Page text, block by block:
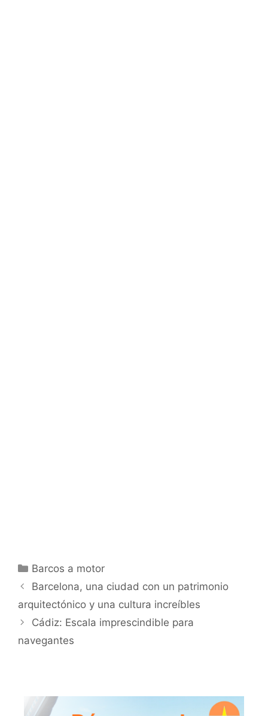
Categorías
Barcos a motor
Barcelona, una ciudad con un patrimonio
arquitectónico y una cultura increíbles
Cádiz: Escala imprescindible para
navegantes